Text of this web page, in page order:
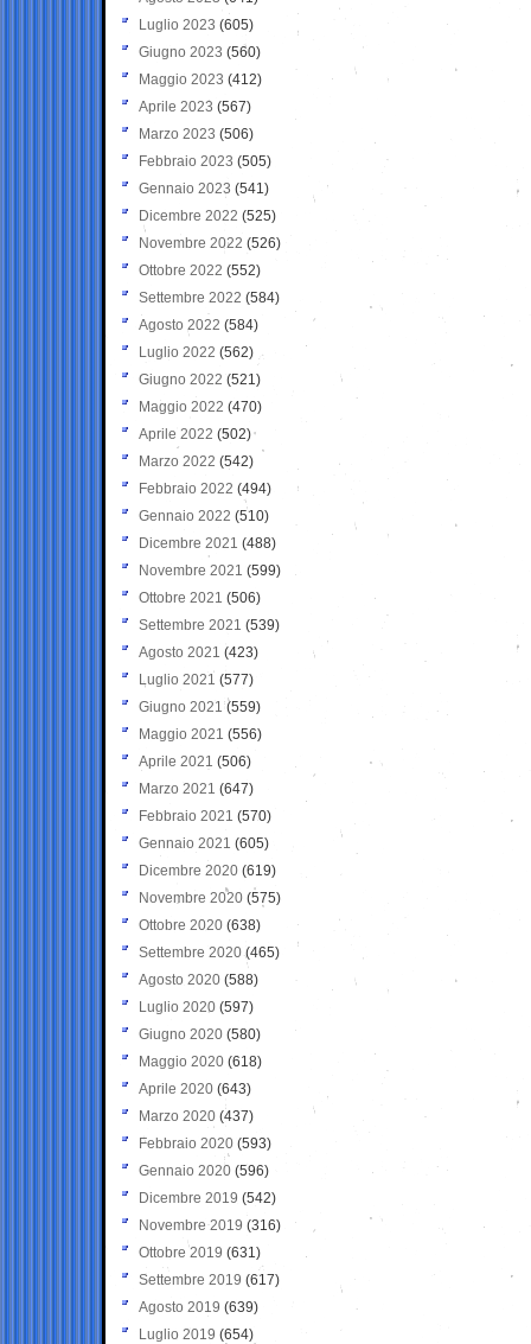
Luglio 2023 (605)
Giugno 2023 (560)
Maggio 2023 (412)
Aprile 2023 (567)
Marzo 2023 (506)
Febbraio 2023 (505)
Gennaio 2023 (541)
Dicembre 2022 (525)
Novembre 2022 (526)
Ottobre 2022 (552)
Settembre 2022 (584)
Agosto 2022 (584)
Luglio 2022 (562)
Giugno 2022 (521)
Maggio 2022 (470)
Aprile 2022 (502)
Marzo 2022 (542)
Febbraio 2022 (494)
Gennaio 2022 (510)
Dicembre 2021 (488)
Novembre 2021 (599)
Ottobre 2021 (506)
Settembre 2021 (539)
Agosto 2021 (423)
Luglio 2021 (577)
Giugno 2021(559)
Maggio 2021 (556)
Aprile 2021 (506)
Marzo 2021 (647)
Febbraio 2021 (570)
Gennaio 2021 (605)
Dicembre 2020 (619)
Novembre 2020 (575)
Ottobre 2020 (638)
Settembre 2020(465)
Agosto 2020 (588)
Luglio 2020 (597)
Giugno 2020 (580)
Maggio 2020 (618)
Aprile 2020 (643)
Marzo 2020 (437)
Febbraio 2020 (593)
Gennaio 2020 (596)
Dicembre 2019 (542)
Novembre 2019 (316)
Ottobre 2019 (631)
Settembre 2019 (617)
Agosto 2019 (639)
Luglio 2019 (654)